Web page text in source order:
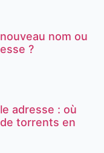
nom ou
?
adresse : où
torrents en